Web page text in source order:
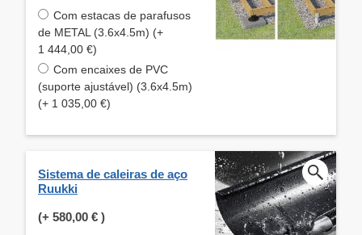
Com estacas de parafusos
de METAL (3.6x4.5m) (+
1 444,00 €)
Com encaixes de PVC
(suporte ajustável) (3.6x4.5m)
(+ 1 035,00 €)
Sistema de caleiras de aço
Ruukki
(+ 580,00 € )